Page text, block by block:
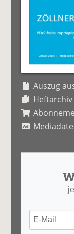
Auszug
Heftarchiv